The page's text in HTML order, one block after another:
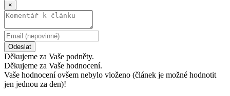
×
Odeslat
Děkujeme za Vaše podněty.
Děkujeme za Vaše hodnocení.
Vaše hodnocení ovšem nebylo vloženo (článek je možné hodnotit
jen jednou za den)!